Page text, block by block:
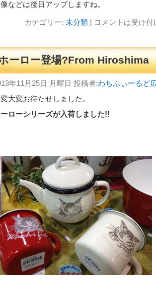
などは後日アップしますね。
カテゴリー: 未分類| コメントは受け
ーロー登場?From Hiroshima
年11月25日 月曜日 投稿者:わちふぃーるど
大変お待たせしました。
ローシリーズが入荷しました!!